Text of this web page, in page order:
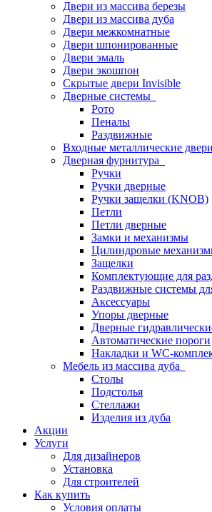
Двери из массива березы
Двери из массива дуба
Двери межкомнатные
Двери шпонированные
Двери эмаль
Двери экошпон
Скрытые двери Invisible
Дверные системы
Рото
Пеналы
Раздвижные
Входные металлические двери
Дверная фурнитура
Ручки
Ручки дверные
Ручки защелки (KNOB)
Петли
Петли дверные
Замки и механизмы
Цилиндровые
Защелки
Комплектующие для
Раздвижные системы
Аксессуары
Упоры дверные
Дверные
Автоматические пороги
Накладки и WC-
Мебель из массива дуба
Столы
Подстолья
Стеллажи
Изделия из дуба
Акции
Услуги
Для дизайнеров
Установка
Для строителей
Как купить
Условия оплаты